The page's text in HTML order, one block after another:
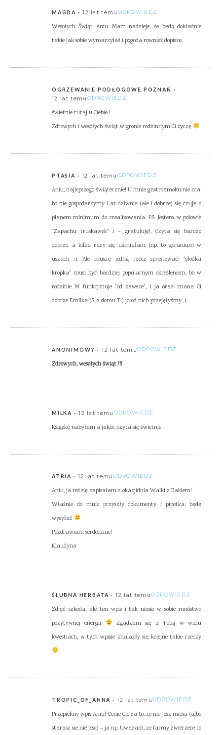
MAGDA 12 lat temu ODPOWIEDZ
Wesołych Świąt Aniu. Mam nadzieje, ze będą dokładnie
takie jak sobie wymarzylaś i pogoda rownież dopisze.
OGRZEWANIE PODŁOGOWE POZNAŃ
12 lat temu ODPOWIEDZ
świetnie tutaj u Ciebie !
Zdrowych i wesołych świąt w gronie rodzinnym Ci życzę
PTASIA 12 lat temu ODPOWIEDZ
Aniu, najlepszego świątecznie! U mnie gastroamoku nie ma,
bo nie gospodarzymy i aż dziwnie (ale i dobrze) się czuję z
planem minimum do zrealizowania. PS. Jestem w połowie
"Zapachu truskawek" i – gratuluję!. Czyta się bardzo
dobrze, a kilka razy się uśmiałam (np. to geranium w
uszach ;). Ale muszę jedną rzecz sprostować: "słodka
kropka" musi być bardziej popularnym określeniem, bo w
rodzinie M funkcjonuje "od zawsze", i ja oraz znana Ci
dobrze Emilka (S. z domu T.) ją od nich przejęłyśmy ;).
ANONIMOWY 12 lat temuODPOWIEDZ
Zdrowych, wesołych świąt !!!
MILKA 12 lat temu ODPOWIEDZ
Książkę nabyłam a jakże, czyta się świetnie
ATRIA 12 lat temu ODPOWIEDZ
Aniu, ja też się zapisałam z okazjidnia Walki z Rakiem!
Właśnie do mnie przyszły dokumenty i pipetka, będę
wysyłać
Pozdrawiam serdecznie!
Klaudyna
ŚLUBNA HERBATA 12 lat temuODPOWIEDZ
Zdjęć szkoda, ale ten wpis i tak niesie w sobie mnóstwo
pozytywnej energii
Zgadzam się z Tobą w wielu
kwestiach, w tym wpisie znalazły się kolejne takie rzeczy
TROPIC_OF_ANNA 12 lat temuODPOWIEDZ
Przepiekny wpis Aniu! Cenie Cie za to, ze nie jesz miesa (albo
starasz sie nie jesc) – ja np. Uwazam, ze farmy zwierzece to